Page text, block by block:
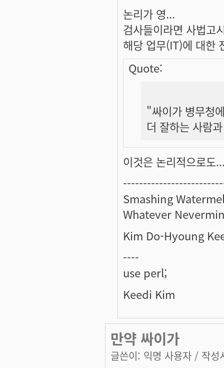
논리가 영...
검사들이라면 사법고
해당 업무(IT)에 대한
Quote:
"싸이가 병무청
더 잘하는 사람
이것은 논리적으로도
Smashing
Whatever
Kim Do-Hyoung
----
use perl;
Keedi Kim
만약 싸이가
글쓴이: 익명 사용자 / 작성